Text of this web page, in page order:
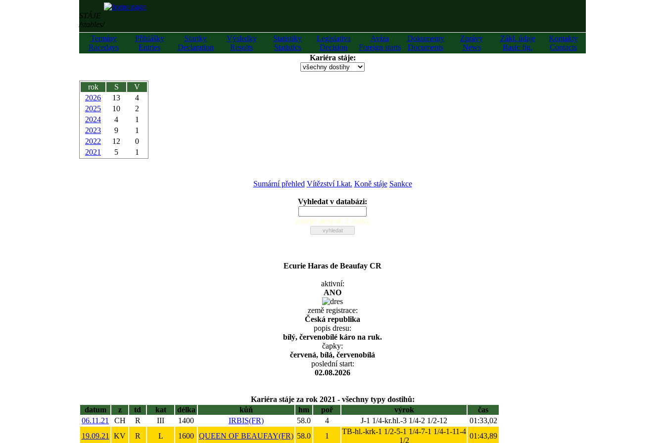
STÁJE
/stables/
Termíny
Racedays
Přihlášky
Entries
Startky
Declaration
Výsledky
Results
Statistiky
Statistics
Legislativa
Decision
Avíza
Foreign starts
Dokumenty
Documents
Zprávy
News
Zákl. údaje
Basic fig.
Kontakty
Contacts
Kariéra stáje:
rok S
V
2026
13
4
2025
10
2
2024
4
1
2023
9
1
2022
12
0
2021
5 1
Sumární přehled Vítězství I.kat. Koně stáje Sankce
Vyhledat v databázi:
zadejte alespoň 2 znaky
Ecurie Haras de Beaufay CR
aktivní:
ANO
země registrace:
Česká republika
popis dresu:
bílý, červenobílé káro na ruk.
čapky:
červená, bílá, červenobílá
poslední start:
02.08.2026
Kariéra stáje za rok 2021 - všechny typy dostihů:
datum
z td kat délka kůň hm poř výrok
čas
06.11.21
CH R III 1400 IRBIS(FR) 58.0 4 J-1 1/4-kr.hl.-3 1/4-2 1/2-12
01:33,02
19.09.21
KV R L 1600 QUEEN OF BEAUFAY(FR) 58.0 1
TB-hl.-krk-1 1/2-5-1 1/4-7-1 1/4-1-11-4
1/2
01:43,89